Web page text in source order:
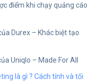
điểm khi chạy quảng cáo
Durex – Khác biệt tạo
Uniqlo – Made For All
là gì ? Cách tính và tối